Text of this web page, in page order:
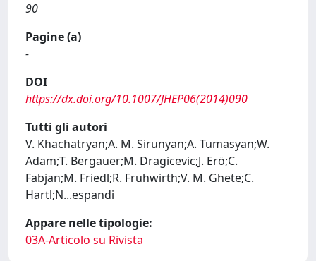
90
Pagine (a)
-
DOI
https://dx.doi.org/10.1007/JHEP06(2014)090
Tutti gli autori
V. Khachatryan;A. M. Sirunyan;A. Tumasyan;W.
Adam;T. Bergauer;M. Dragicevic;J. Erö;C.
Fabjan;M. Friedl;R. Frühwirth;V. M. Ghete;C.
Hartl;N...espandi
Appare nelle tipologie:
03A-Articolo su Rivista